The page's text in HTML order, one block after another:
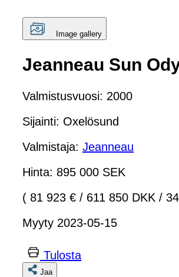
Image gallery
Jeanneau Sun
Valmistusvuosi: 2000
Sijainti: Oxelösund
Valmistaja: Jeanneau
Hinta: 895 000 SEK
( 81 923 € / 611 850 DKK /
Myyty 2023-05-15
Tulosta
Jaa